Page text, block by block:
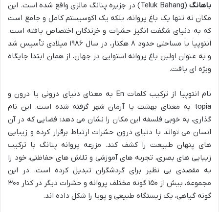
باهانگ
(Teluk Bahang) در جزیره پنانگ مالزی واقع شده است. این
مکان نه تنها یک باغ پروانه، بلکه یک اکوسیستم کامل و جامع است
که به دنیای شگفت انگیز حشرات و خزندگان اختصاص یافته است.
انتوپیا با مساحتی حدود ۸ هکتار، در سال ۱۹۸۶ میلادی تأسیس شد
و به عنوان اولین باغ پروانه استوایی در جهان، از همان ابتدا جایگاه
ویژه ای یافت.
نام انتوپیا از ترکیب کلمات En به معنای دنیای درونی یا درون و
topia به معنای بهشت یا آرمان شهر گرفته شده است. این نام
گذاری، به خوبی فلسفه این مکان را نشان می دهد: فضایی که در آن
انسان می تواند با دنیای درون حشرات ارتباط برقرار کرده و زیبایی
های پنهان طبیعت را کشف کند. مزرعه پروانه پنانگ با ترکیب
زیبایی های بصری، تجربه های آموزشی و تلاش های حفاظتی، خود را
به مقصدی بی نظیر برای گردشگران تبدیل کرده است. در این
مجموعه، بیش از ۱۵۰ گونه مختلف پروانه و حشرات دیگر در کنار ۳۰۰
گونه گیاهی، یک زیستگاه طبیعی و پویا را شکل داده اند.